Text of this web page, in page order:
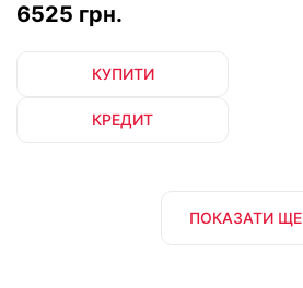
6525 грн.
КУПИТИ
КРЕДИТ
ПОКАЗАТИ ЩЕ